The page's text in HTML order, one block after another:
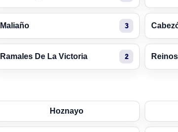
Maliaño 3
Ramales De La Victoria 2
Hoznayo